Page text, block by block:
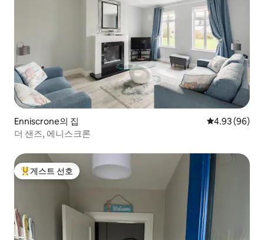
Enniscrone의 집 평점 4.93점(5
4.93 (96)
더 샌즈, 에니스크론
상위 게스트 선호
게스트 선호